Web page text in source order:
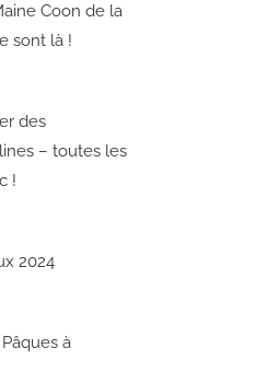
Coon de la
sont là !
des
– toutes les
!
2024
à